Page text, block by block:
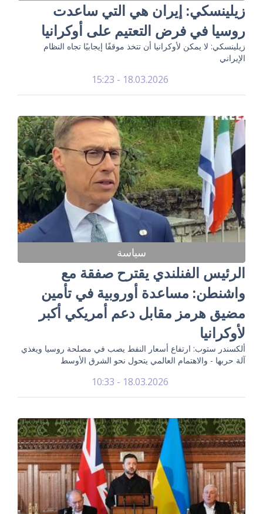
زيلينسكي: إيران هي التي ساعدت
روسيا في فرض التعتيم على أوكرانيا
زيلينسكي: لا يمكن لأوكرانيا أن تتخذ موقفًا إيجابيًا تجاه النظام
الإيراني
18.03.2026 - 15:23
سياسة
الرئيس الفنلندي يقترح صفقة مع
واشنطن: مساعدة أوروبية في تأمين
مضيق هرمز مقابل دعم أمريكي أكبر
لأوكرانيا
ألكسندر ستوب: ارتفاع أسعار النفط يصب في مصلحة روسيا ويغذي
آلة حربها - والاهتمام العالمي يتحول نحو الشرق الأوسط
18.03.2026 - 10:33